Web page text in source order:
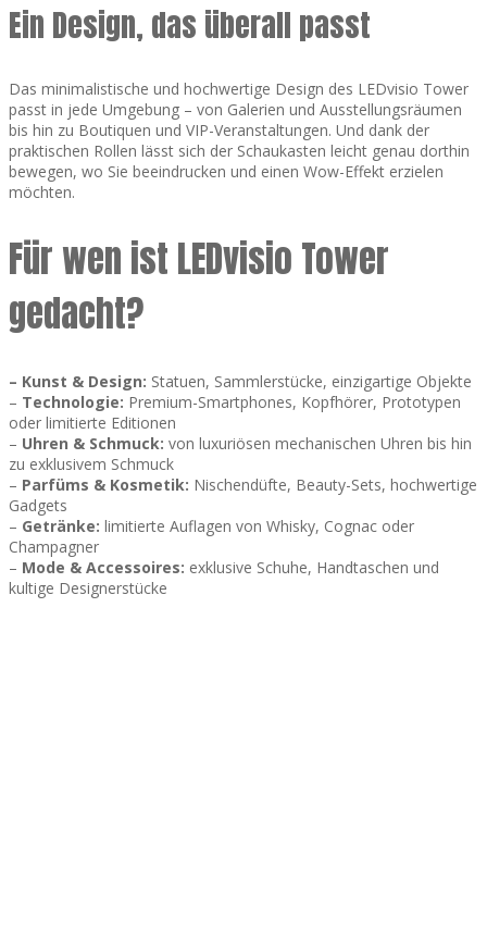
Ein Design, das überall passt
Das minimalistische und hochwertige Design des LEDvisio Tower
passt in jede Umgebung – von Galerien und Ausstellungsräumen
bis hin zu Boutiquen und VIP-Veranstaltungen. Und dank der
praktischen Rollen lässt sich der Schaukasten leicht genau dorthin
bewegen, wo Sie beeindrucken und einen Wow-Effekt erzielen
möchten.
Für wen ist LEDvisio Tower
gedacht?
– Kunst & Design: Statuen, Sammlerstücke, einzigartige Objekte
– Technologie: Premium-Smartphones, Kopfhörer, Prototypen
oder limitierte Editionen
– Uhren & Schmuck: von luxuriösen mechanischen Uhren bis hin
zu exklusivem Schmuck
– Parfüms & Kosmetik: Nischendüfte, Beauty-Sets, hochwertige
Gadgets
– Getränke: limitierte Auflagen von Whisky, Cognac oder
Champagner
– Mode & Accessoires: exklusive Schuhe, Handtaschen und
kultige Designerstücke